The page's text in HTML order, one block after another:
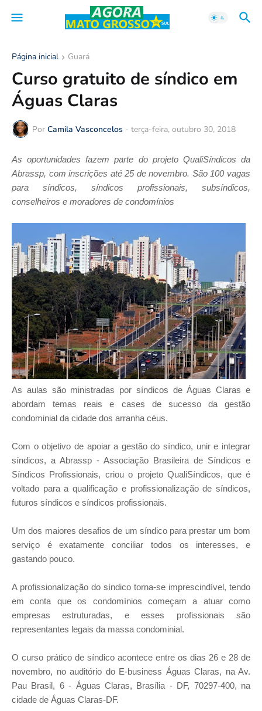
Página inicial Guará
Curso gratuito de síndico em
Águas Claras
Por Camila Vasconcelos - terça-feira, outubro 30, 2018
As oportunidades fazem parte do projeto QualiSíndicos da
Abrassp, com inscrições até 25 de novembro. São 100 vagas
para síndicos, síndicos profissionais, subsíndicos,
conselheiros e moradores de condomínios
As aulas são ministradas por síndicos de Águas Claras e
abordam temas reais e cases de sucesso da gestão
condominial da cidade dos arranha céus.
Com o objetivo de apoiar a gestão do síndico, unir e integrar
síndicos, a Abrassp - Associação Brasileira de Síndicos e
Síndicos Profissionais, criou o projeto QualiSíndicos, que é
voltado para a qualificação e profissionalização de síndicos,
futuros síndicos e síndicos profissionais.
Um dos maiores desafios de um síndico para prestar um bom
serviço é exatamente conciliar todos os interesses, e
gastando pouco.
A profissionalização do síndico torna-se imprescindível, tendo
em conta que os condomínios começam a atuar como
empresas estruturadas, e esses profissionais são
representantes legais da massa condominial.
O curso prático de síndico acontece entre os dias 26 e 28 de
novembro, no auditório do E-business Águas Claras, na Av.
Pau Brasil, 6 - Águas Claras, Brasília - DF, 70297-400, na
cidade de Águas Claras-DF.